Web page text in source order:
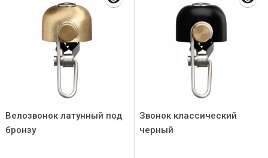
Велозвонок латунный под
бронзу
Звонок классический
черный